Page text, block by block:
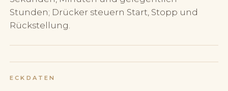
Kontakt
Stunden; Drücker steuern Start, Stopp und
Rückstellung.
ECKDATEN